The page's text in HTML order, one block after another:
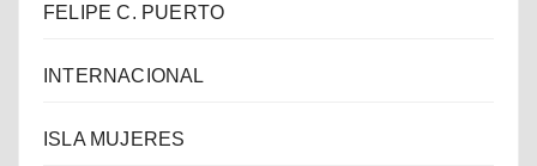
FELIPE C. PUERTO
INTERNACIONAL
ISLA MUJERES